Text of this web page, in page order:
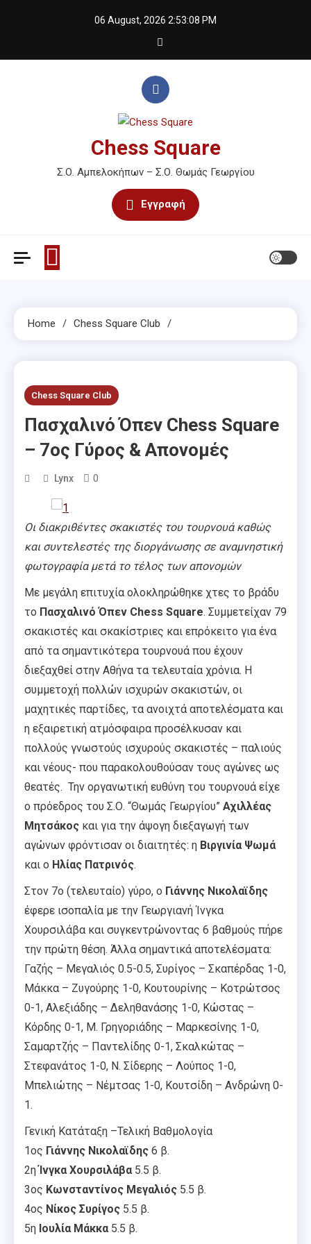
06 August, 2026 2:53:09 PM
Chess Square
Σ.Ο. Αμπελοκήπων – Σ.Ο. Θωμάς Γεωργίου
Εγγραφή
Home Chess Square Club
Chess Square Club
Πασχαλινό Όπεν Chess Square
– 7ος Γύρος & Απονομές
Lynx 0
Οι διακριθέντες σκακιστές του τουρνουά καθώς
και συντελεστές της διοργάνωσης σε αναμνηστική
φωτογραφία μετά το τέλος των απονομών
Με μεγάλη επιτυχία ολοκληρώθηκε χτες το βράδυ
το Πασχαλινό Όπεν Chess Square. Συμμετείχαν 79
σκακιστές και σκακίστριες και επρόκειτο για ένα
από τα σημαντικότερα τουρνουά που έχουν
διεξαχθεί στην Αθήνα τα τελευταία χρόνια. Η
συμμετοχή πολλών ισχυρών σκακιστών, οι
μαχητικές παρτίδες, τα ανοιχτά αποτελέσματα και
η εξαιρετική ατμόσφαιρα προσέλκυσαν και
πολλούς γνωστούς ισχυρούς σκακιστές – παλιούς
και νέους- που παρακολουθούσαν τους αγώνες ως
θεατές. Την οργανωτική ευθύνη του τουρνουά είχε
ο πρόεδρος του Σ.Ο. “Θωμάς Γεωργίου” Αχιλλέας
Μητσάκος και για την άψογη διεξαγωγή των
αγώνων φρόντισαν οι διαιτητές: η Βιργινία Ψωμά
και ο Ηλίας Πατρινός.
Στον 7ο (τελευταίο) γύρο, ο Γιάννης Νικολαϊδης
έφερε ισοπαλία με την Γεωργιανή Ίνγκα
Χουρσιλάβα και συγκεντρώνοντας 6 βαθμούς πήρε
την πρώτη θέση. Άλλα σημαντικά αποτελέσματα:
Γαζής – Μεγαλιός 0.5-0.5, Συρίγος – Σκαπέρδας 1-0,
Μάκκα – Ζυγούρης 1-0, Κουτουρίνης – Κοτρώτσος
0-1, Αλεξιάδης – Δεληθανάσης 1-0, Κώστας –
Κόρδης 0-1, Μ. Γρηγοριάδης – Μαρκεσίνης 1-0,
Σαμαρτζής – Παντελίδης 0-1, Σκαλκώτας –
Στεφανάτος 1-0, Ν. Σίδερης – Λούπος 1-0,
Μπελιώτης – Νέμτσας 1-0, Κουτσίδη – Ανδρώνη 0-
1.
Γενική Κατάταξη –Τελική Βαθμολογία
1ος Γιάννης Νικολαϊδης 6 β.
2ηΊνγκα Χουρσιλάβα 5.5 β.
3ος Κωνσταντίνος Μεγαλιός 5.5 β.
4ος Νίκος Συρίγος 5.5 β.
5η Ιουλία Μάκκα 5.5 β.